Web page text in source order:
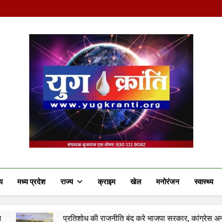
Yug Kranti |
मध्य प्रदेश राज्य क्राइम खेल मनोरंजन स्वास्थ्य
प्रतिशोध की राजनीति बंद करे भाजपा सरकार, कांग्रेस अन्याय के खिलाफ